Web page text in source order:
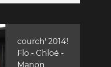
courch' 2014!
Flo - Chloé -
Manon